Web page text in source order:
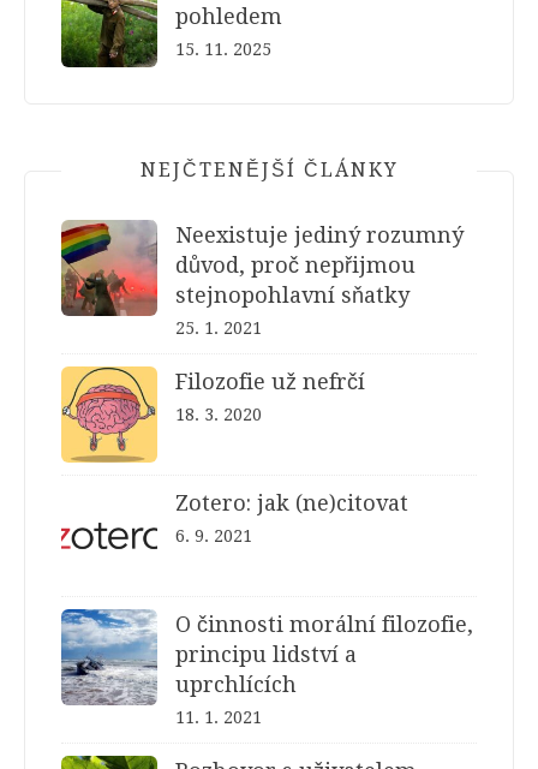
pohledem
15. 11. 2025
NEJČTENĚJŠÍ ČLÁNKY
Neexistuje jediný rozumný
důvod, proč nepřijmou
stejnopohlavní sňatky
25. 1. 2021
Filozofie už nefrčí
18. 3. 2020
Zotero: jak (ne)citovat
6. 9. 2021
O činnosti morální filozofie,
principu lidství a
uprchlících
11. 1. 2021